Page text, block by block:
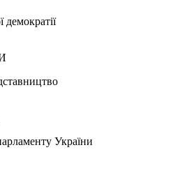
України